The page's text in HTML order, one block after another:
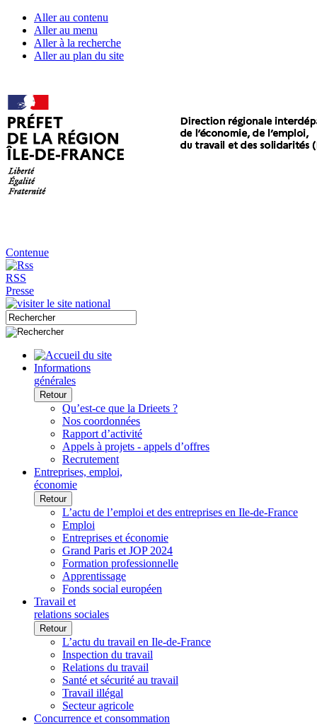
Aller au contenu
Aller au menu
Aller à la recherche
Aller au plan du site
Contenue
RSS
Presse
Informations
générales
Retour
Qu’est-ce que la Drieets ?
Nos coordonnées
Rapport d’activité
Appels à projets - appels d’offres
Recrutement
Entreprises, emploi,
économie
Retour
L’actu de l’emploi et des entreprises en Ile-de-France
Emploi
Entreprises et économie
Grand Paris et JOP 2024
Formation professionnelle
Apprentissage
Fonds social européen
Travail et
relations sociales
Retour
L’actu du travail en Ile-de-France
Inspection du travail
Relations du travail
Santé et sécurité au travail
Travail illégal
Secteur agricole
Concurrence et consommation